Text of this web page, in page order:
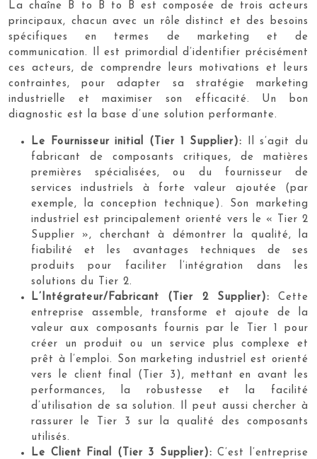
La chaîne B to B to B est composée de trois acteurs
principaux, chacun avec un rôle distinct et des besoins
spécifiques en termes de marketing et de
communication. Il est primordial d’identifier précisément
ces acteurs, de comprendre leurs motivations et leurs
contraintes, pour adapter sa stratégie marketing
industrielle et maximiser son efficacité. Un bon
diagnostic est la base d’une solution performante.
Le Fournisseur initial (Tier 1 Supplier): Il s’agit du
fabricant de composants critiques, de matières
premières spécialisées, ou du fournisseur de
services industriels à forte valeur ajoutée (par
exemple, la conception technique). Son marketing
industriel est principalement orienté vers le « Tier 2
Supplier », cherchant à démontrer la qualité, la
fiabilité et les avantages techniques de ses
produits pour faciliter l’intégration dans les
solutions du Tier 2.
L’Intégrateur/Fabricant (Tier 2 Supplier): Cette
entreprise assemble, transforme et ajoute de la
valeur aux composants fournis par le Tier 1 pour
créer un produit ou un service plus complexe et
prêt à l’emploi. Son marketing industriel est orienté
vers le client final (Tier 3), mettant en avant les
performances, la robustesse et la facilité
d’utilisation de sa solution. Il peut aussi chercher à
rassurer le Tier 3 sur la qualité des composants
utilisés.
Le Client Final (Tier 3 Supplier):C’est l’entreprise